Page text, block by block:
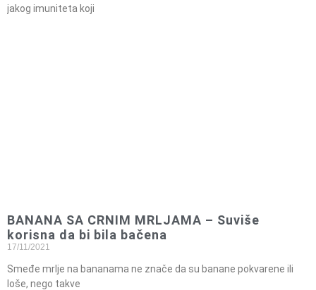
jakog imuniteta koji
BANANA SA CRNIM MRLJAMA – Suviše
korisna da bi bila bačena
17/11/2021
Smeđe mrlje na bananama ne znače da su banane pokvarene ili
loše, nego takve